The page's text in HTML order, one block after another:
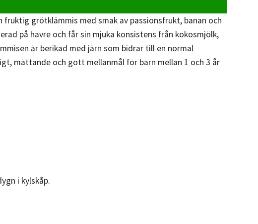
fruktig grötklämmis med smak av passionsfrukt, banan och
på havre och får sin mjuka konsistens från kokosmjölk,
är berikad med järn som bidrar till en normal
mättande och gott mellanmål för barn mellan 1 och 3 år
i kylskåp.